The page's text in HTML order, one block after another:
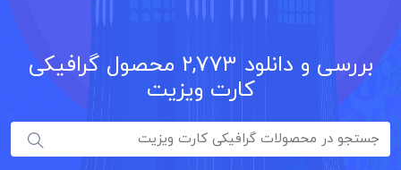
بررسی و دانلود 2,773 محصول گرافیکی
کارت ویزیت